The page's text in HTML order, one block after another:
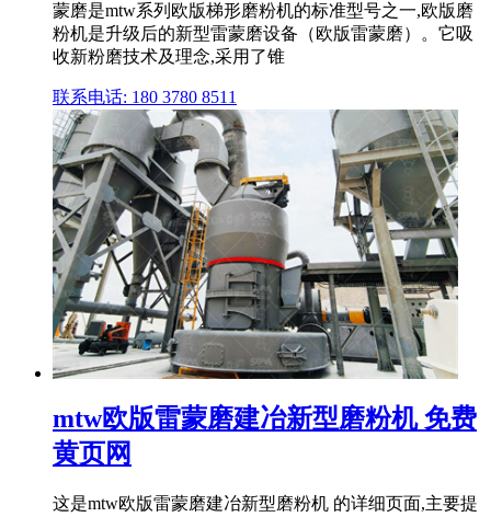
蒙磨是mtw系列欧版梯形磨粉机的标准型号之一,欧版磨
粉机是升级后的新型雷蒙磨设备（欧版雷蒙磨）。它吸
收新粉磨技术及理念,采用了锥
联系电话: 180 3780 8511
mtw欧版雷蒙磨建冶新型磨粉机 免费
黄页网
这是mtw欧版雷蒙磨建冶新型磨粉机 的详细页面,主要提